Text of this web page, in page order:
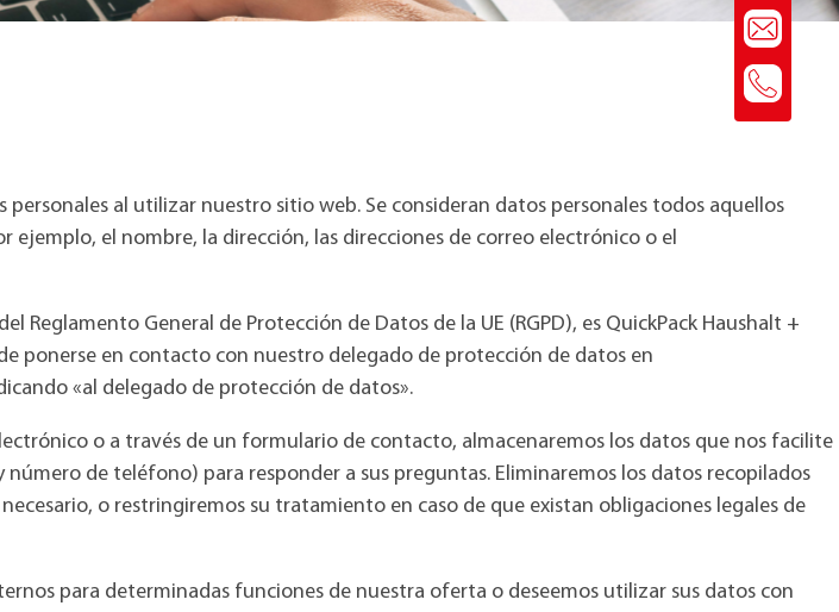
al utilizar nuestro sitio web. Se consideran datos personales todos aquellos
el nombre, la dirección, las direcciones de correo electrónico o el
Reglamento General de Protección de Datos de la UE (RGPD), es QuickPack Haushalt +
ponerse en contacto con nuestro delegado de protección de datos en
«al delegado de protección de datos».
o a través de un formulario de contacto, almacenaremos los datos que nos facilite
de teléfono) para responder a sus preguntas. Eliminaremos los datos recopilados
o restringiremos su tratamiento en caso de que existan obligaciones legales de
para determinadas funciones de nuestra oferta o deseemos utilizar sus datos con